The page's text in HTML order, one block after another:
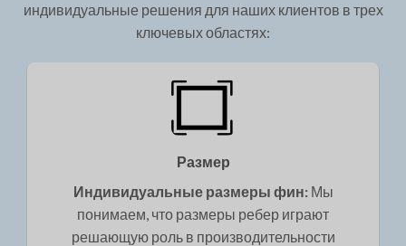
индивидуальные решения для наших клиентов в трех
ключевых областях:
Размер
Индивидуальные размеры фин:Мы
понимаем, что размеры ребер играют
решающую роль в производительности